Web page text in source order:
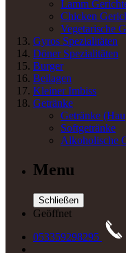
Lamm
Chicken
Vegetarische
Gyros Spezialitäten
Döner Spezialitäten
Burger
Beilagen
Kleiner Imbiss
Getränke
Getränke
Softgetränke
Alkoholische
Menu
Schließen
Geöffnet
053359298295